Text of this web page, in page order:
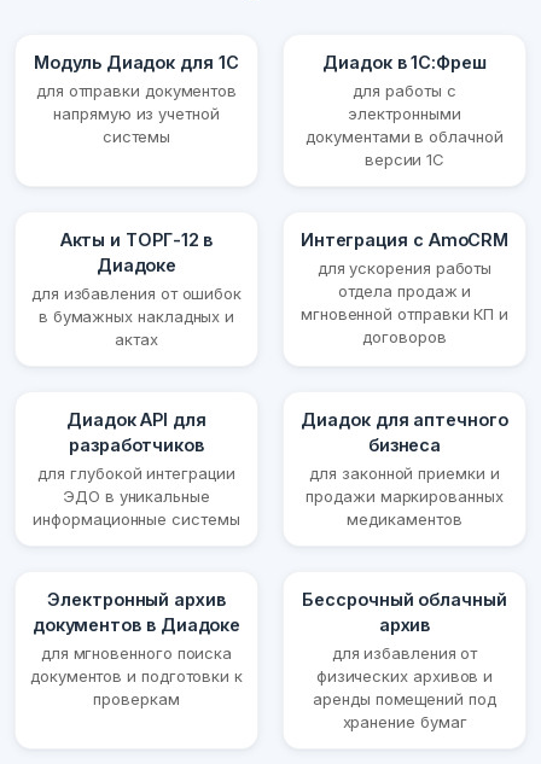
Модуль Диадок для 1С
для отправки документов
напрямую из учетной
системы
Диадок в 1С:Фреш
для работы с
электронными
документами в облачной
версии 1С
Акты и ТОРГ-12 в
Диадоке
для избавления от ошибок
в бумажных накладных и
актах
Интеграция с AmoCRM
для ускорения работы
отдела продаж и
мгновенной отправки КП и
договоров
Диадок API для
разработчиков
для глубокой интеграции
ЭДО в уникальные
информационные системы
Диадок для аптечного
бизнеса
для законной приемки и
продажи маркированных
медикаментов
Электронный архив
документов в Диадоке
для мгновенного поиска
документов и подготовки к
проверкам
Бессрочный облачный
архив
для избавления от
физических архивов и
аренды помещений под
хранение бумаг